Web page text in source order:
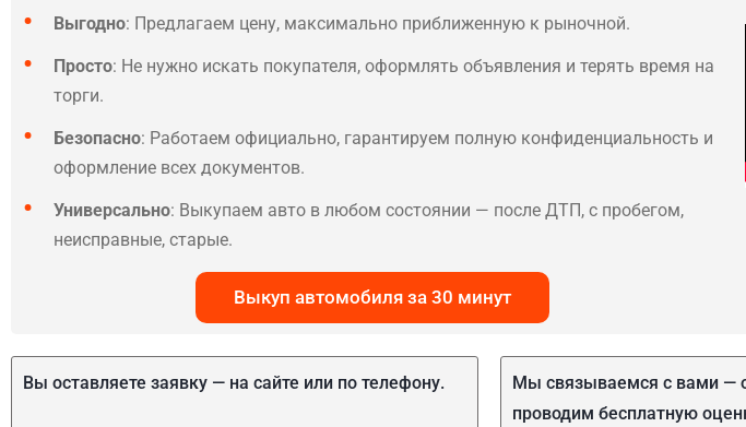
Выгодно: Предлагаем цену, максимально приближенную к рыночной.
Просто: Не нужно искать покупателя, оформлять объявления и терять время на
торги.
Безопасно: Работаем официально, гарантируем полную конфиденциальность и
оформление всех документов.
Универсально: Выкупаем авто в любом состоянии — после ДТП, с пробегом,
неисправные, старые.
Выкуп автомобиля за 30 минут
Вы оставляете заявку — на сайте или по телефону.
Мы связываемся с вами —
проводим бесплатную